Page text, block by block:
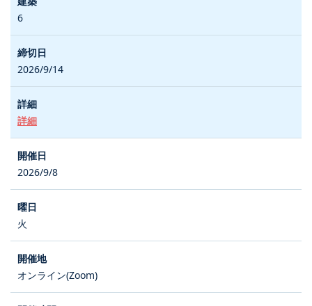
6
2026/9/14
詳細
2026/9/8
火
オンライン(Zoom)